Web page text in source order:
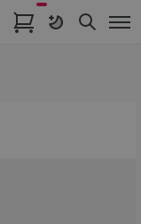
Artikel im Warenkorb